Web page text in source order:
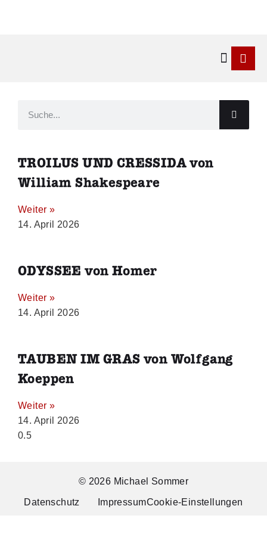
TROILUS UND CRESSIDA von
William Shakespeare
Weiter »
14. April 2026
ODYSSEE von Homer
Weiter »
14. April 2026
TAUBEN IM GRAS von Wolfgang
Koeppen
Weiter »
14. April 2026
© 2026 Michael Sommer
Datenschutz ImpressumCookie-Einstellungen